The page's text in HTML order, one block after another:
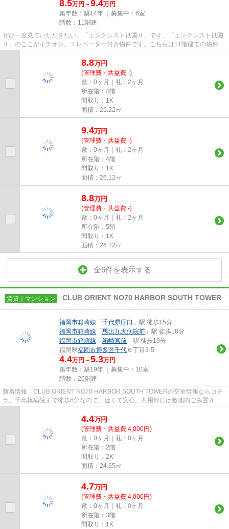
8.5万円～9.4万円
築年数：築14年 ｜募集中： 6室
階数：11階建
ぜひ一度見ていただきたい、「エンクレスト祇園Ⅱ」です。「エンクレスト祇園
Ⅱ」のここがイチオシ。エレベーター付き物件です。こちらは11階建ての物件で
す。できるだけ早めに不動産情...
8.8万円
(管理費・共益費 -)
敷：0ヶ月｜礼：2ヶ月
所在階：4階
間取り：1K
面積：26.22㎡
9.4万円
(管理費・共益費 -)
敷：0ヶ月｜礼：2ヶ月
所在階：4階
間取り：1K
面積：26.12㎡
8.8万円
(管理費・共益費 -)
敷：0ヶ月｜礼：2ヶ月
所在階：5階
間取り：1K
面積：26.12㎡
全6件を表示する
賃貸｜マンション CLUB ORIENT NO70 HARBOR SOUTH TOWER
福岡市箱崎線 「千代県庁口 」駅 徒歩15分
福岡市箱崎線 「馬出九大病院前 」駅 徒歩18分
福岡市箱崎線 「箱崎宮前 」駅 徒歩19分
福岡県福岡市博多区千代 ６丁目3-5
4.4万円～5.3万円
築年数：築19年 ｜募集中： 10室
階数：20階建
新着情報：CLUB ORIENT NO70 HARBOR SOUTH TOWERの空室情報ならコチ
ラ。千鳥橋病院まで徒歩6分なので、近くて安心。共用部には敷地内ごみ置き
場・エレベータ2基などが揃っており、とて...
4.4万円
(管理費・共益費 4,000円)
敷：0ヶ月｜礼：0ヶ月
所在階：2階
間取り：2K
面積：24.65㎡
4.7万円
(管理費・共益費 4,000円)
敷：0ヶ月｜礼：0ヶ月
所在階：3階
間取り：1K